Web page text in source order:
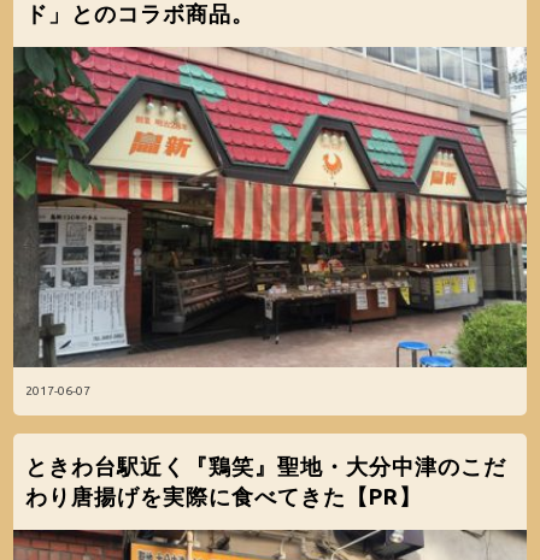
2017-06-07
ド」とのコラボ商品。
ときわ台駅近く『鶏笑』聖地・大分中津のこだ
わり唐揚げを実際に食べてきた【PR】